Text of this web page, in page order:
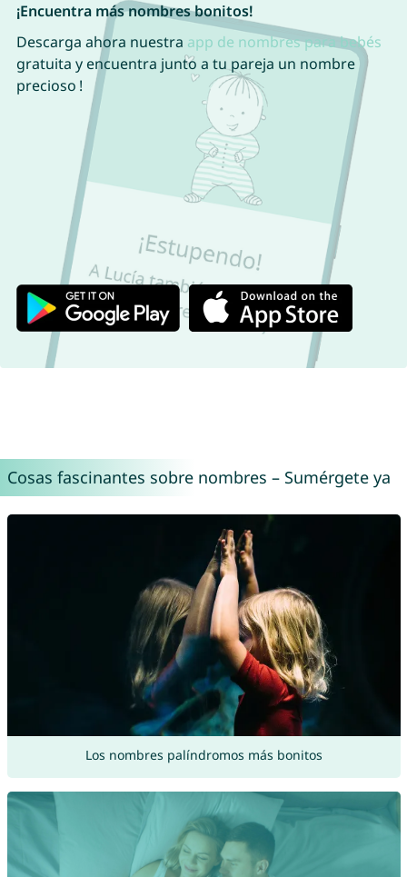
¡Encuentra más nombres bonitos!
Descarga ahora nuestra app de nombres para bebés
gratuita y encuentra junto a tu pareja un nombre
precioso !
Cosas fascinantes sobre nombres – Sumérgete ya
Los nombres palíndromos más bonitos